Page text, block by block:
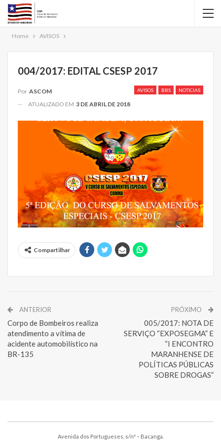
Home AVISOS
004/2017: EDITAL CSESP 2017
AVISOS BBS NOTICIAS
Por ASCOM
ATUALIZADO EM 3 DE ABRIL DE 2018
Compartilhar
ANTERIOR
Corpo de Bombeiros realiza
atendimento a vítima de
acidente automobilístico na
BR-135
PRÓXIMO
005/2017: NOTA DE
SERVIÇO “EXPOSEGMA” E
“I ENCONTRO
MARANHENSE DE
POLÍTICAS PÚBLICAS
SOBRE DROGAS”
Avenida dos Portugueses, s/nº – Bacanga.